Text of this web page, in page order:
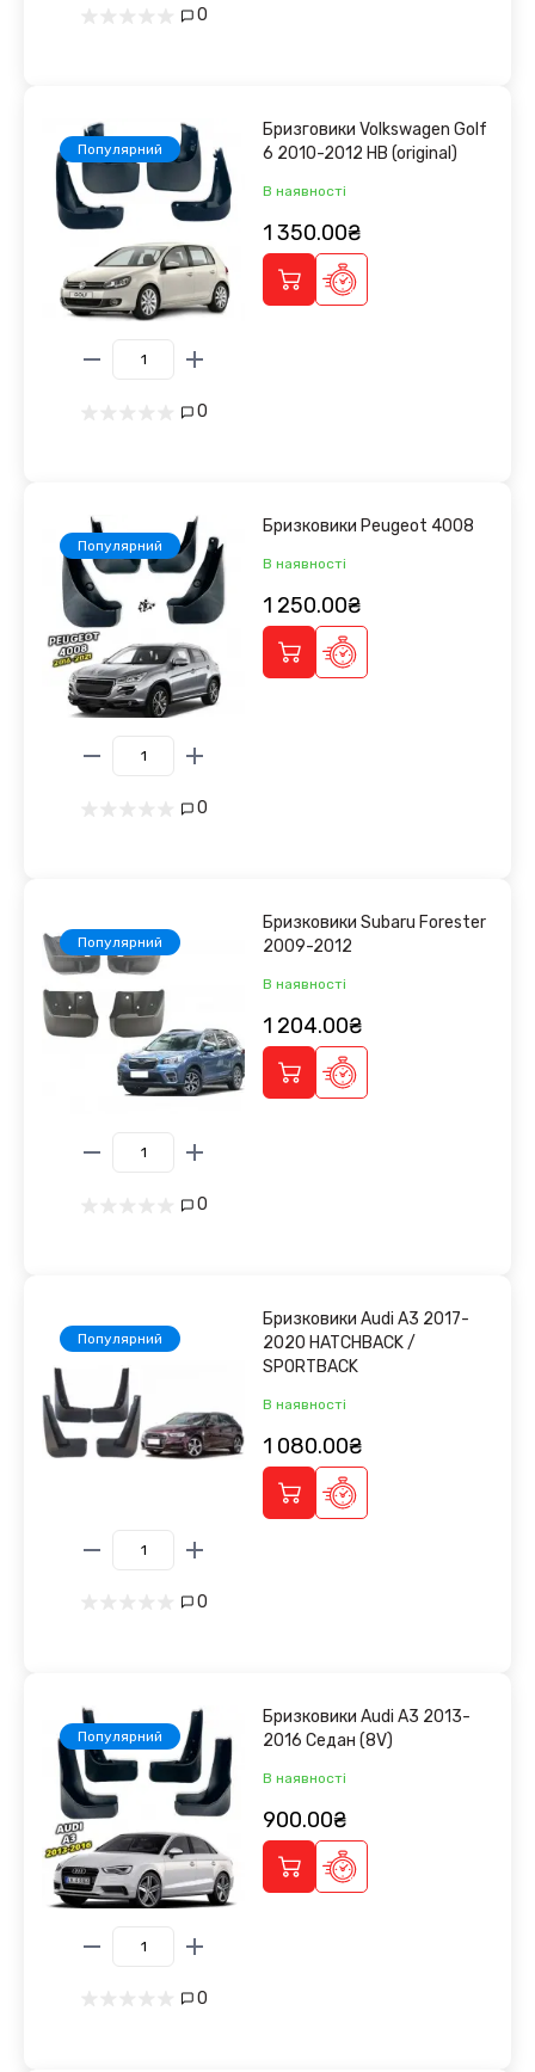
0
Популярний
0
Бризговики Volkswagen Golf
6 2010-2012 HB (original)
В наявності
1 350.00₴
Популярний
0
Бризковики Peugeot 4008
В наявності
1 250.00₴
Популярний
0
Бризковики Subaru Forester
2009-2012
В наявності
1 204.00₴
Популярний
0
Бризковики Audi A3 2017-
2020 HATCHBACK /
SPORTBACK
В наявності
1 080.00₴
Популярний
0
Бризковики Audi A3 2013-
2016 Седан (8V)
В наявності
900.00₴